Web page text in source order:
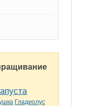
Гладиолус